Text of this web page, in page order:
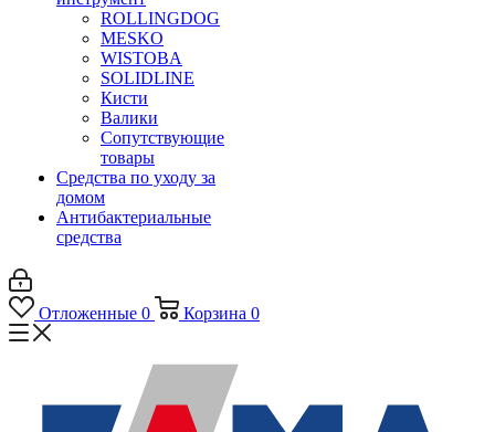
ROLLINGDOG
MESKO
WISTOBA
SOLIDLINE
Кисти
Валики
Сопутствующие
товары
Средства по уходу за
домом
Антибактериальные
средства
Отложенные 0 Корзина 0